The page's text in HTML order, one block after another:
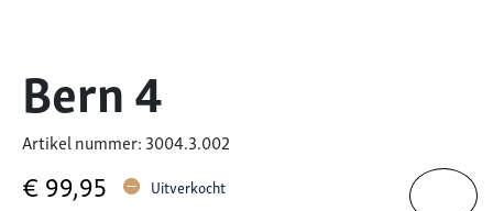
Bern 4
Artikel nummer: 3004.3.002
€99,95 Uitverkocht